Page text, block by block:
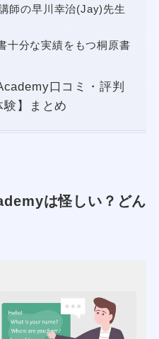
師の早川幸治(Jay)先生
十分な実績をもつ桐原書
口コミ・評判
験】まとめ
は怪しい？どん